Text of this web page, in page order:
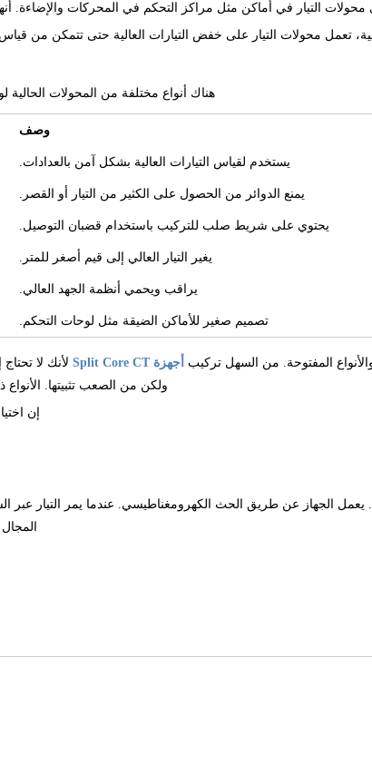
محولات التيار في أماكن مثل مراكز التحكم في المحركات والإضاءة.
تعمل محولات التيار على خفض التيارات العالية حتى تتمكن من
هناك أنواع مختلفة من المحولات الحالية
وصف
يستخدم لقياس التيارات العالية بشكل آمن بالعدادات.
يمنع الدوائر من الحصول على الكثير من التيار أو القصر.
يحتوي على شريط صلب للتركيب باستخدام قضبان التوصيل.
يغير التيار العالي إلى قيم أصغر للمتر.
يراقب ويحمي أنظمة الجهد العالي.
تصميم صغير للأماكن الضيقة مثل لوحات التحكم.
المفتوحة. من السهل تركيب أجهزة Split Core CT
لأنك لا
ولكن من الصعب تثبيتها. الأنواع
إن
يعمل الجهاز عن طريق الحث الكهرومغناطيسي. عندما يمر التيار عبر